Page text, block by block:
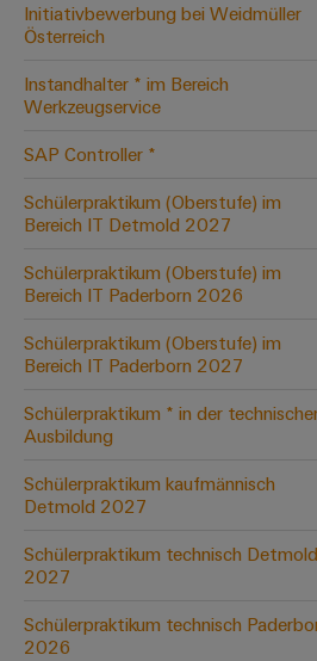
Kundenspezifische
Kabelkonfektionierung
Initiativbewerbung bei Weidmüller
Österreich
Instandhalter * im Bereich
Werkzeugservice
SAP Controller *
Schülerpraktikum (Oberstufe) im
Bereich IT Detmold 2027
Schülerpraktikum (Oberstufe) im
Bereich IT Paderborn 2026
Schülerpraktikum (Oberstufe) im
Bereich IT Paderborn 2027
Schülerpraktikum * in der
Ausbildung
Schülerpraktikum kaufmännisch
Detmold 2027
Schülerpraktikum technisch Detmold
2027
Schülerpraktikum technisch
2026